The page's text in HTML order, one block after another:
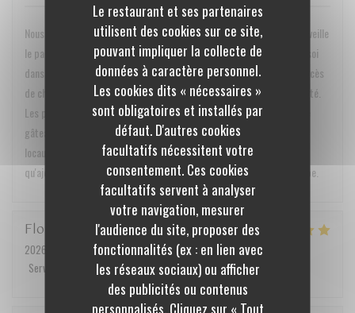
Le restaurant et ses partenaires
utilisent des cookies sur ce site,
pouvant impliquer la collecte de
données à caractère personnel.
Les cookies dits « nécessaires »
sont obligatoires et installés par
défaut. D'autres cookies
facultatifs nécessitent votre
consentement. Ces cookies
facultatifs servent à analyser
votre navigation, mesurer
l'audience du site, proposer des
fonctionnalités (ex : en lien avec
les réseaux sociaux) ou afficher
des publicités ou contenus
personnalisés. Cliquez sur « Tout
Nous avons adoré cette expérience ! Alexis et Alice réussissent à merveille
le pari d'enchanter les palais tout en conservant un petit air de chez soi
dans leur restaurant. La déco est très soignée, sans tomber dans l'excès
de chic. Le service est parfait, sans qu'on ait l'impression d'être guetté.
Les plats sont incroyablement savoureux, et pour nous la cerise sur le
gâteau a été de constater que la grande majorité des produits sont
locaux, Alice évoque les producteurs par leur prénom ce qui ne fait
qu'ajouter au côté cocon. On reviendra c'est sûr ! Bravo à toute l'équipe.
Florent
2026-07-17
- 19:45 - Couverts 2
Service
Ambiance:5/5 Cuisine: 5/5 Qualité / Prix